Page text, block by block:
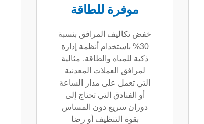
موفرة للطاقة
خفض تكاليف المرافق بنسبة
30% باستخدام أنظمة إدارة
ذكية للمياه والطاقة. مثالية
لمرافق العملات المعدنية
التي تعمل على مدار الساعة
أو الفنادق التي تحتاج إلى
دوران سريع دون المساس
بقوة التنظيف أو رضا